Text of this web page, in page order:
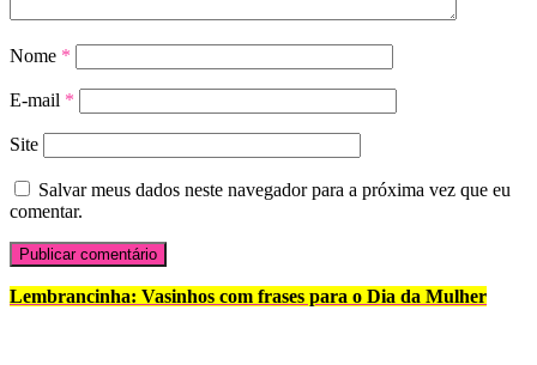
Nome *
E-mail *
Site
Salvar meus dados neste navegador para a próxima vez que eu
comentar.
Lembrancinha: Vasinhos com frases para o Dia da Mulher